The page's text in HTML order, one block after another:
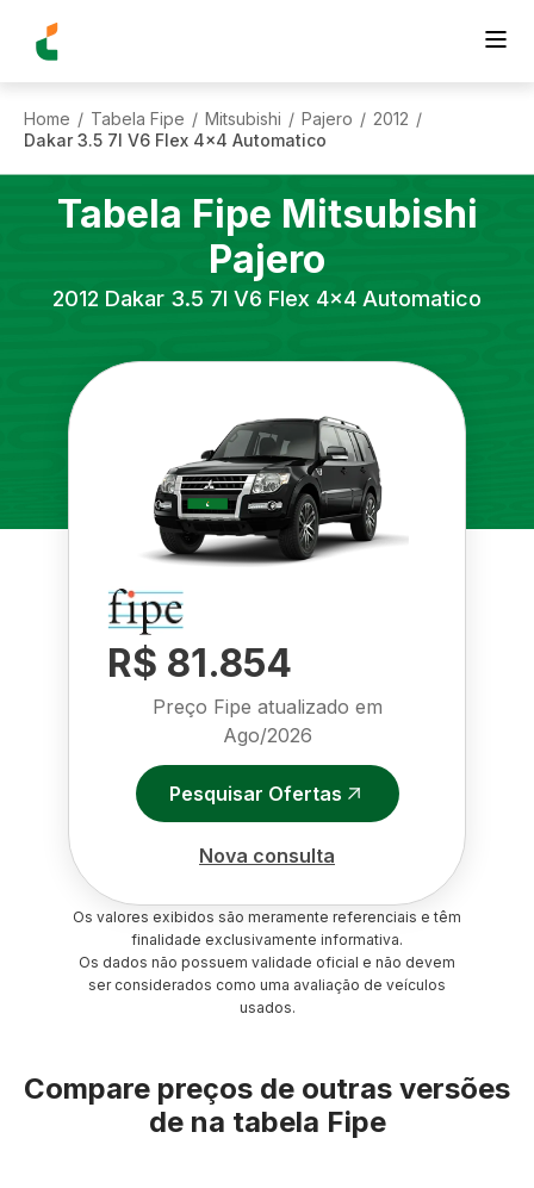
Home / Tabela Fipe / Mitsubishi / Pajero / 2012 /
Dakar 3.5 7l V6 Flex 4x4 Automatico
Tabela Fipe Mitsubishi
Pajero
2012 Dakar 3.5 7l V6 Flex 4x4 Automatico
R$ 81.854
Preço Fipe atualizado em
Ago/2026
Pesquisar Ofertas
Nova consulta
Os valores exibidos são meramente referenciais e têm
finalidade exclusivamente informativa.
Os dados não possuem validade oficial e não devem
ser considerados como uma avaliação de veículos
usados.
Compare preços de outras versões
de na tabela Fipe